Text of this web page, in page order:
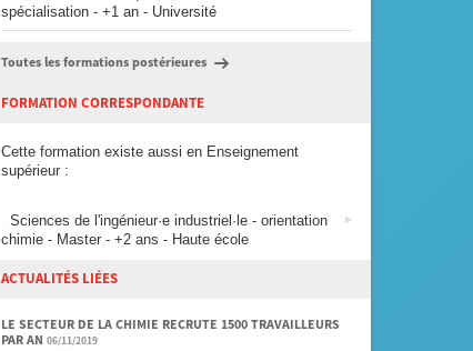
spécialisation - +1 an - Université
Toutes les formations postérieures
FORMATION CORRESPONDANTE
Cette formation existe aussi en Enseignement
supérieur :
Sciences de l'ingénieur·e industriel·le - orientation
chimie - Master - +2 ans - Haute école
ACTUALITÉS LIÉES
LE SECTEUR DE LA CHIMIE RECRUTE 1500 TRAVAILLEURS
PAR AN 06/11/2019